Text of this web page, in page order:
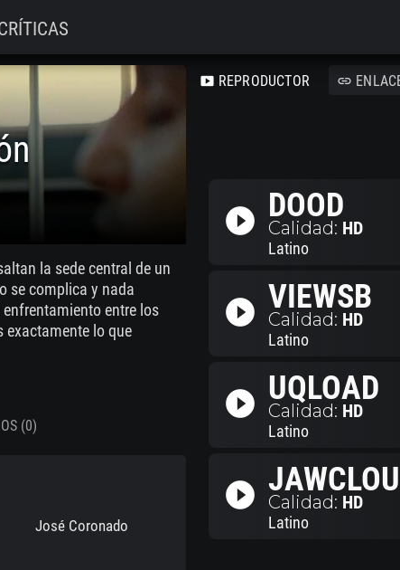
la sede central de un
se complica y nada
entre los
exactamente lo que
(0)
José Coronado
smart_display REPRODUCTOR link
play_circle_filled DOOD
Calidad: HD
Latino
play_circle_filled VIEWSB
Calidad: HD
Latino
play_circle_filled UQLOAD
Calidad: HD
Latino
play_circle_filled Calidad: HD
Latino